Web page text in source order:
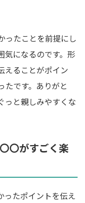
ったことを前提にし
気になるのです。形
えることがポイン
たです。ありがと
っと親しみやすくな
〇がすごく楽
ったポイントを伝え